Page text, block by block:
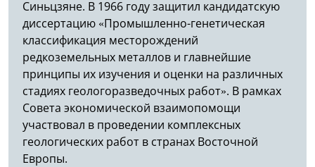
Синьцзяне. В 1966 году защитил кандидатскую
диссертацию «Промышленно-генетическая
классификация месторождений
редкоземельных металлов и главнейшие
принципы их изучения и оценки на различных
стадиях геологоразведочных работ». В рамках
Совета экономической взаимопомощи
участвовал в проведении комплексных
геологических работ в странах Восточной
Европы.